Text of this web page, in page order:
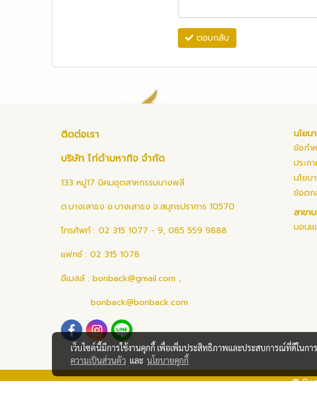
ตอบกลับ
ติดต่อเรา
บริษัท ไก่ดำมหากิจ จำกัด
133 หมู่17 นิคมอุตสาหกรรมบางพลี
ต.บางเสาธง อ.บางเสาธง จ.สมุทรปราการ 10570
โทรศัพท์ : 02 315 1077 - 9, 085 559 9888
แฟกซ์ : 02 315 1078
อีเมลล์ : bonback@gmail.com ,
bonback@bonback.com
นโยบ
ข้อกำ
ประก
นโยบ
ข้อตก
สาขา
บอนแ
©
เว็บไซต์นี้มีการใช้งานคุกกี้ เพื่อเพิ่มประสิทธิภาพและประสบการณ์ที่ดีในกา
ความเป็นส่วนตัว และ นโยบายคุกกี้